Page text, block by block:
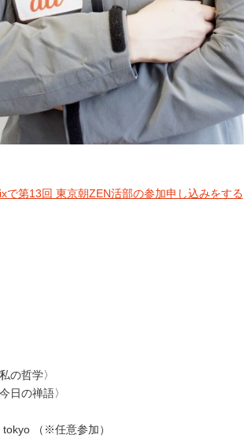
で第13回 東京朝ZEN活部の参加申し込みをする
の哲学〉
日の禅語〉
（※任意参加）